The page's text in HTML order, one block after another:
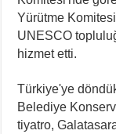
Yürütme
UNESCO
hizmet etti.
Türkiye'ye
Belediye
tiyatro,